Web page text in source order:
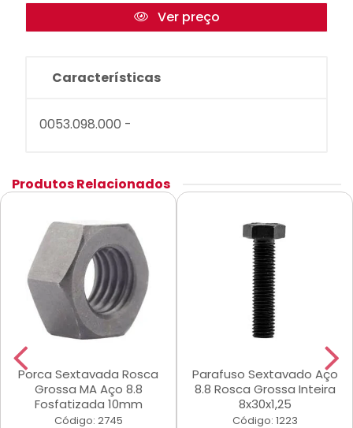
Ver preço
Características
0053.098.000 -
Produtos Relacionados
Porca Sextavada Rosca
Grossa MA Aço 8.8
Fosfatizada 10mm
Código: 2745
Parafuso Sextavado Aço
8.8 Rosca Grossa Inteira
8x30x1,25
Código: 1223